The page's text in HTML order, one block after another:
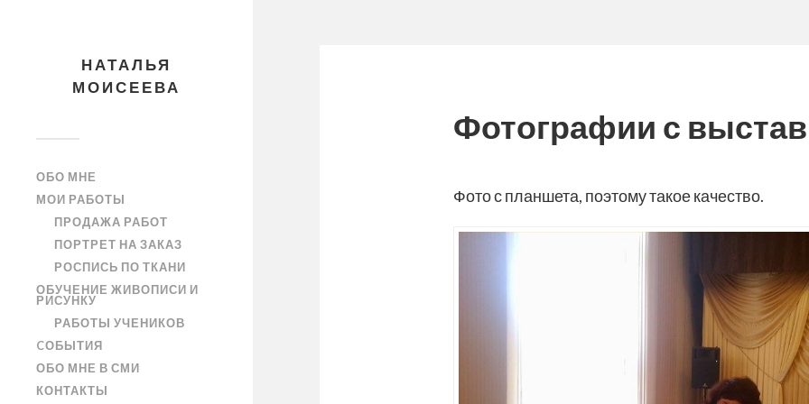
НАТАЛЬЯ
МОИСЕЕВА
ОБО МНЕ
МОИ РАБОТЫ
ПРОДАЖА РАБОТ
ПОРТРЕТ НА ЗАКАЗ
РОСПИСЬ ПО ТКАНИ
ОБУЧЕНИЕ ЖИВОПИСИ И
РИСУНКУ
РАБОТЫ УЧЕНИКОВ
CОБЫТИЯ
ОБО МНЕ В СМИ
КОНТАКТЫ
Фотографии с
Фото с планшета, поэтому такое качество.